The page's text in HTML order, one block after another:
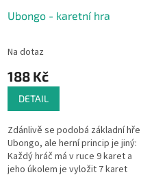
Ubongo - karetní hra
Na dotaz
188 Kč
DETAIL
Zdánlivě se podobá základní hře
Ubongo, ale herní princip je jiný:
Každý hráč má v ruce 9 karet a
jeho úkolem je vyložit 7 karet